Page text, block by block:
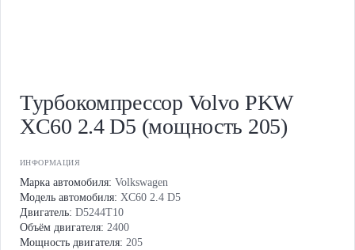
Турбокомпрессор Volvo PKW
XC60 2.4 D5 (мощность 205)
ИНФОРМАЦИЯ
Марка автомобиля: Volkswagen
Модель автомобиля: XC60 2.4 D5
Двигатель: D5244T10
Объём двигателя: 2400
Мощность двигателя: 205